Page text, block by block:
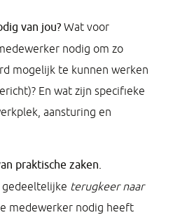
van jou? Wat voor
nodig om zo
mogelijk te kunnen werken
En wat zijn specifieke
aansturing en
praktische zaken.
gedeeltelijke terugkeer naar
medewerker nodig heeft